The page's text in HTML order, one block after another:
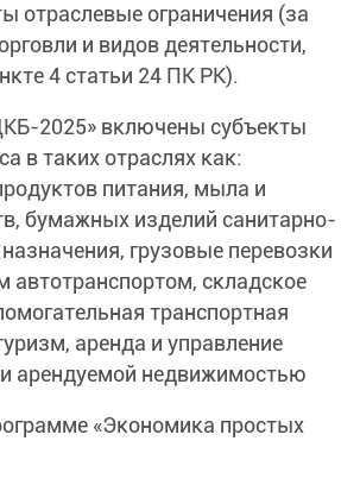
ограничения (за
и видов деятельности,
4 статьи 24 ПК РК).
2025» включены субъекты
в таких отраслях как:
питания, мыла и
бумажных изделий санитарно-
назначения, грузовые перевозки
автотранспортом, складское
транспортная
аренда и управление
арендуемой недвижимостью
«Экономика простых